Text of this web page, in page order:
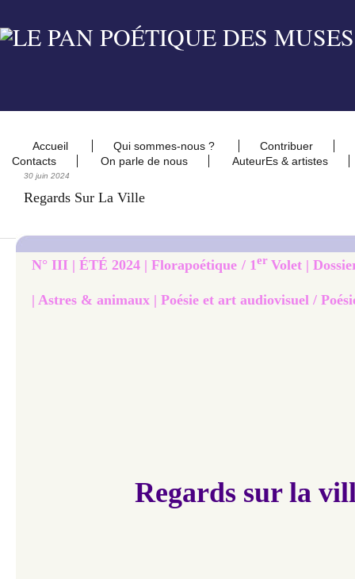
Accueil Qui sommes-nous ?
Contribuer
Contacts
On parle de nous AuteurEs & artistes
30 juin 2024
Regards Sur La Ville
N° III | ÉTÉ 2024 | Florapoétique / 1er Volet |
| Astres & animaux | Poésie et art audiovisuel /
Regards sur la